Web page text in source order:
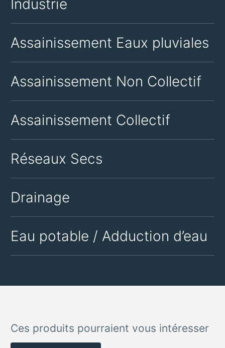
Industrie
Assainissement Eaux pluviales
Assainissement Non Collectif
Assainissement Collectif
Réseaux Secs
Drainage
Eau potable / Adduction d’eau
Ces produits pourraient vous intéresser